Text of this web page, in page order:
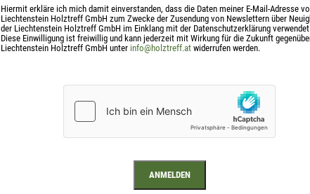
Hiermit erkläre ich mich damit einverstanden, dass die Daten meiner E-Mail-Adresse
Liechtenstein Holztreff GmbH zum Zwecke der Zusendung von Newslettern über
der Liechtenstein Holztreff GmbH im Einklang mit der Datenschutzerklärung verwendet
Diese Einwilligung ist freiwillig und kann jederzeit mit Wirkung für die Zukunft
Liechtenstein Holztreff GmbH unter info@holztreff.at widerrufen werden.